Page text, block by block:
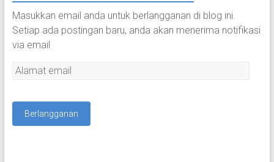
Masukkan email anda untuk berlangganan di blog ini.
Setiap ada postingan baru, anda akan menerima notifikasi
via email
A
a